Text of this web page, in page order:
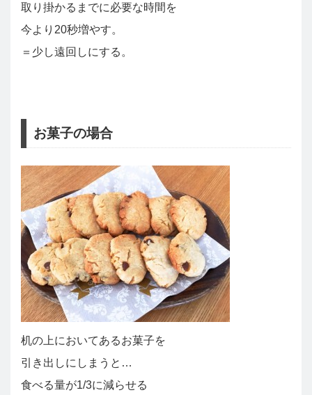
取り掛かるまでに必要な時間を
今より20秒増やす。
＝少し遠回しにする。
お菓子の場合
机の上においてあるお菓子を
引き出しにしまうと…
食べる量が1/3に減らせる